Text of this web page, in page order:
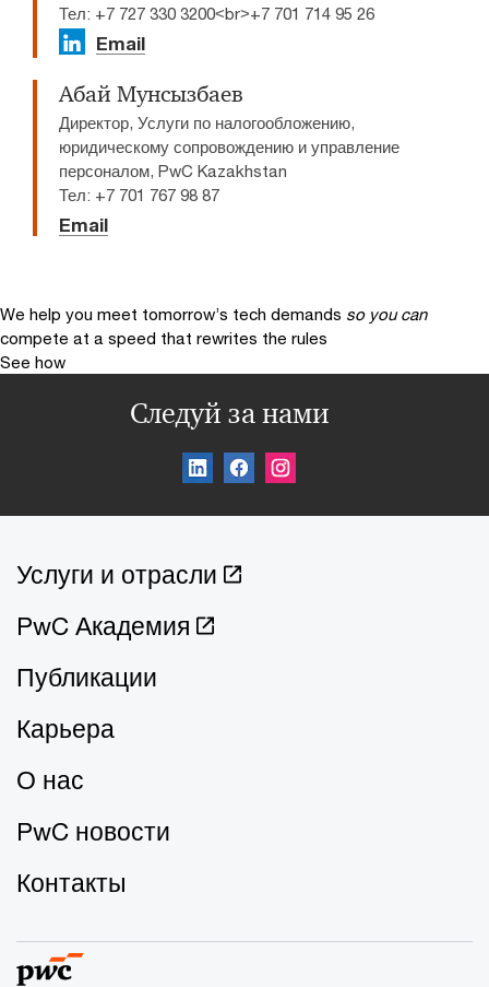
Тел: +7 727 330 3200<br>+7 701 714 95 26
Email
Абай Мунсызбаев
Директор, Услуги по налогообложению,
юридическому сопровождению и управление
персоналом, PwC Kazakhstan
Тел: +7 701 767 98 87
Email
We help you meet tomorrow’s tech demands so you can
compete at a speed that rewrites the rules
See how
Следуй за нами
Услуги и отрасли
PwC Академия
Публикации
Карьера
О нас
PwC новости
Контакты